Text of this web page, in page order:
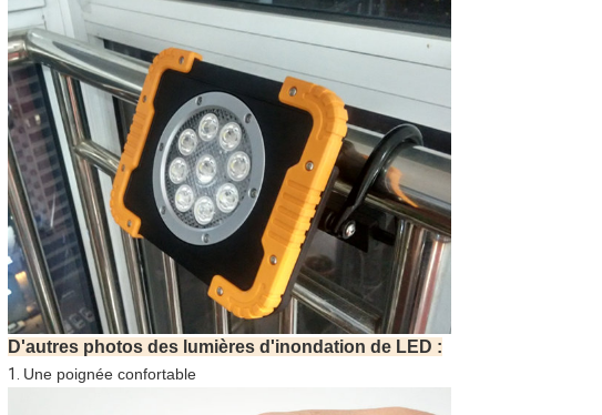
D'autres photos des lumières d'inondation de LED :
1. Une poignée confortable